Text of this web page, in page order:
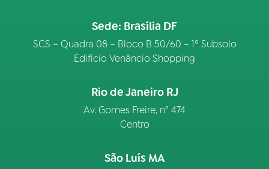
Sede: Brasília DF
SCS – Quadra 08 – Bloco B 50/60 – 1º Subsolo
Edifício Venâncio Shopping
Rio de Janeiro RJ
Av. Gomes Freire, n° 474
Centro
São Luís MA